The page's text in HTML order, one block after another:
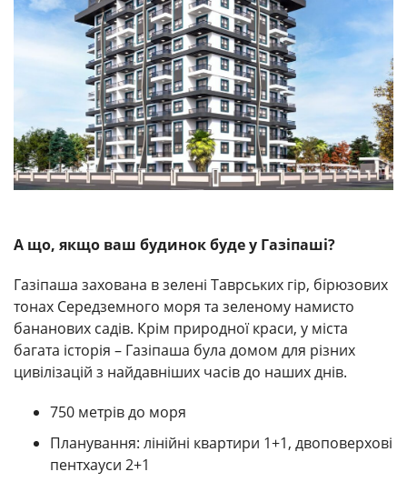
А що, якщо ваш будинок буде у Газіпаші?
Газіпаша захована в зелені Таврських гір, бірюзових
тонах Середземного моря та зеленому намисто
бананових садів. Крім природної краси, у міста
багата історія – Газіпаша була домом для різних
цивілізацій з найдавніших часів до наших днів.
750 метрів до моря
Планування: лінійні квартири 1+1, двоповерхові
пентхауси 2+1